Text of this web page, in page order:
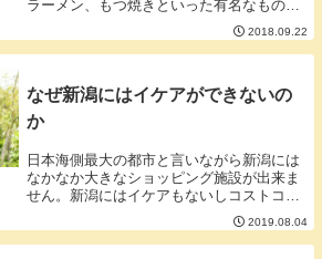
ラーメン、もつ焼きといった有名なものを
おつまみに一杯やるのが福岡の屋台の醍醐
味ですね。中にはジビエの屋台なんかもあ
るそうですよ。■中州に泣かされないよう
2018.09.22
なぜ新潟にはイケアができないの
か
日本海側最大の都市と言いながら新潟には
なかなか大きなショッピング施設が出来ま
せん。新潟にはイケアもないしコストコも
できるできるといいながらめどが立った話
は出ていない感じです。■なぜ大型ショッ
ピング施設ができないのか。個人的な見解
2019.08.04